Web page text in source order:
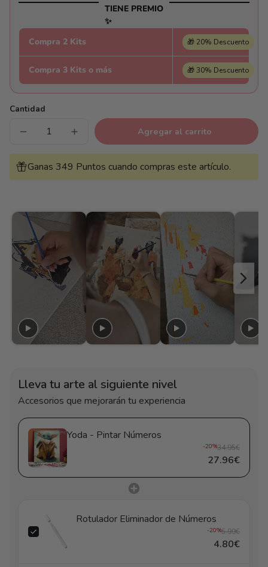
TIENE PREMIO
✨
Compra 2 Kits
🎁 20% Descuento
Compra 3 Kits o más 🎁 30% Descuento
Cantidad
Reducir
para
Yoda
-
Pintar
Aumentar
cantidad
para
Yoda
-
Pintar
Agregar al carrito
Ganas 349 Puntos cuando compras este artículo.
Lleva tu arte al siguiente nivel
Accesorios que mejorarán tu experiencia
Yoda - Pintar Números
-20%34.95€
27.96€
Rotulador Eliminador de Números
-20%5.99€
4.80€